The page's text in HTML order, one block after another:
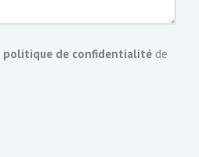
politique de confidentialité de